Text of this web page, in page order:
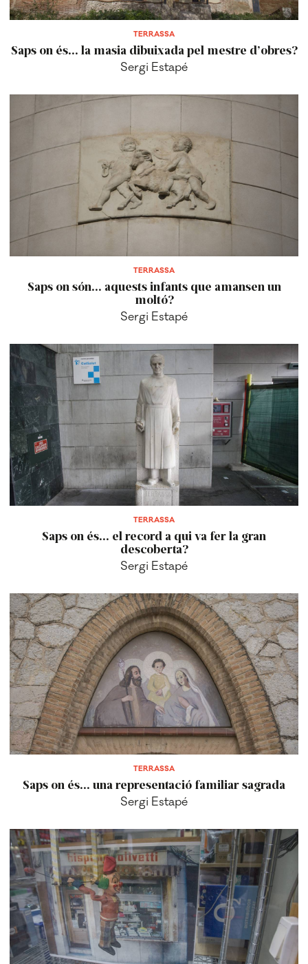
TERRASSA
Saps on és... la masia dibuixada pel mestre d’obres?
Sergi Estapé
TERRASSA
Saps on són... aquests infants que amansen un
moltó?
Sergi Estapé
TERRASSA
Saps on és... el record a qui va fer la gran
descoberta?
Sergi Estapé
TERRASSA
Saps on és... una representació familiar sagrada
Sergi Estapé